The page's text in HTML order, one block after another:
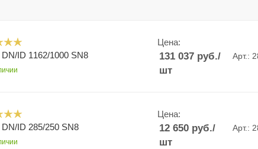
ID 1162/1000 SN8
Цена:
131 037руб./
шт
Арт.:
ID 285/250 SN8
Цена:
12 650руб./
шт
Арт.: